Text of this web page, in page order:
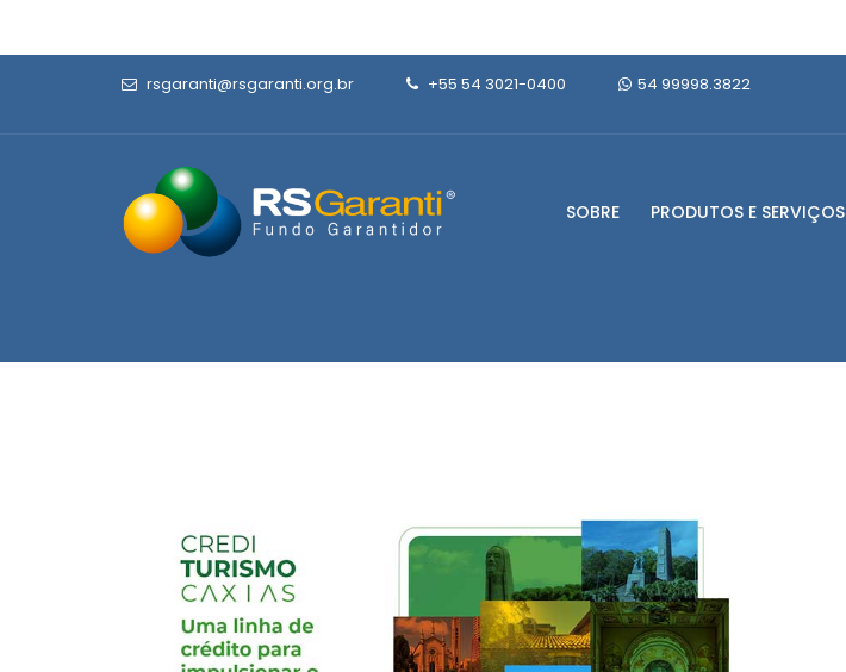
rsgaranti@rsgaranti.org.br +55 54 3021-0400 54 99998.3822
SOBRE PRODUTOS E SERVIÇOS